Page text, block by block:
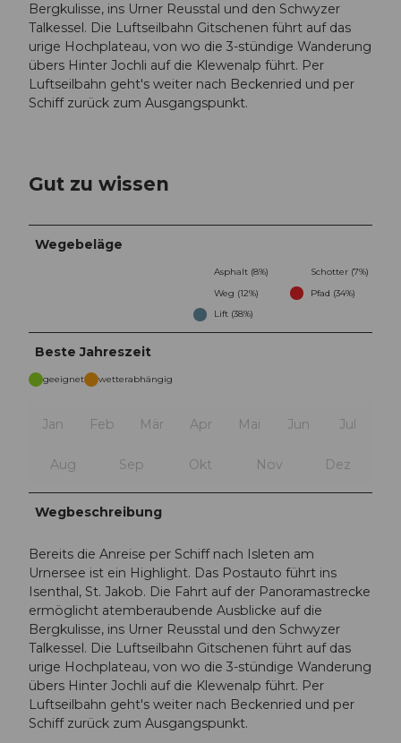
Bergkulisse, ins Urner Reusstal und den Schwyzer
Talkessel. Die Luftseilbahn Gitschenen führt auf das
urige Hochplateau, von wo die 3-stündige Wanderung
übers Hinter Jochli auf die Klewenalp führt. Per
Luftseilbahn geht's weiter nach Beckenried und per
Schiff zurück zum Ausgangspunkt.
Gut zu wissen
Wegebeläge
Asphalt (8%)
Schotter (7%)
Weg (12%)
Pfad (34%)
Lift (38%)
Beste Jahreszeit
geeignet wetterabhängig
Jan Feb Mär Apr Mai Jun Jul
Aug Sep Okt Nov Dez
Wegbeschreibung
Bereits die Anreise per Schiff nach Isleten am
Urnersee ist ein Highlight. Das Postauto führt ins
Isenthal, St. Jakob. Die Fahrt auf der Panoramastrecke
ermöglicht atemberaubende Ausblicke auf die
Bergkulisse, ins Urner Reusstal und den Schwyzer
Talkessel. Die Luftseilbahn Gitschenen führt auf das
urige Hochplateau, von wo die 3-stündige Wanderung
übers Hinter Jochli auf die Klewenalp führt. Per
Luftseilbahn geht's weiter nach Beckenried und per
Schiff zurück zum Ausgangspunkt.